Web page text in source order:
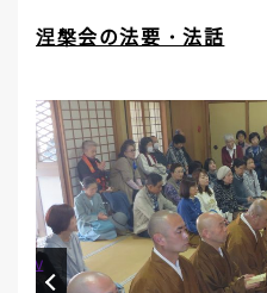
涅槃会の法要・法話
Prev